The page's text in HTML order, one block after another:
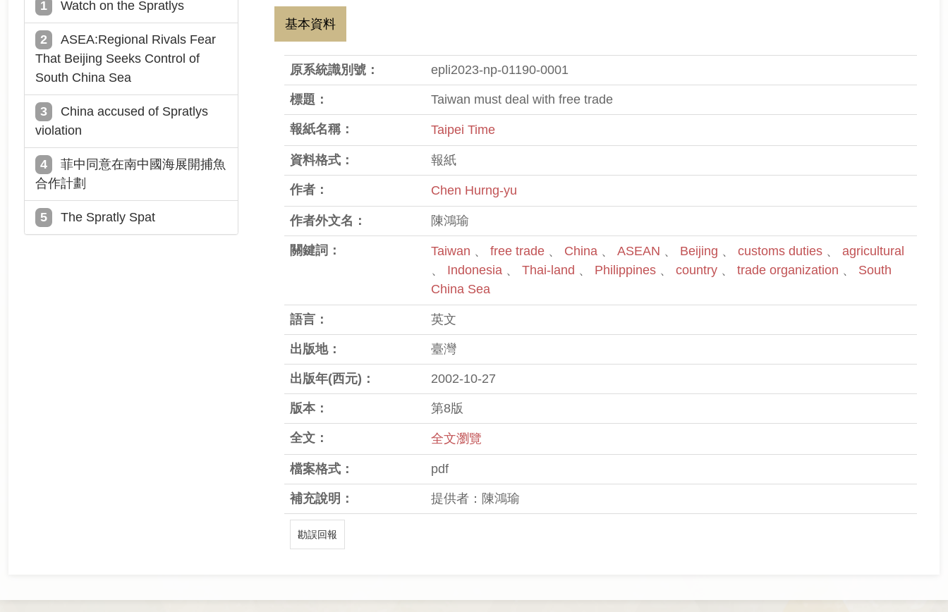
基本資料
原系統識別號： epli2023-np-01190-0001
標題： Taiwan must deal with free trade
報紙名稱： Taipei Time
資料格式： 報紙
作者： Chen Hurng-yu
作者外文名： 陳鴻瑜
關鍵詞： Taiwan 、 free trade 、 China 、 ASEAN 、 Beijing 、 customs duties 、 agricultural
、 Indonesia 、 Thai-land 、 Philippines 、 country 、 trade organization 、 South
China Sea
語言： 英文
出版地： 臺灣
出版年(西元)： 2002-10-27
版本： 第8版
全文： 全文瀏覽
檔案格式： pdf
補充說明： 提供者：陳鴻瑜
勘誤回報
Watch on the Spratlys
ASEA:Regional Rivals Fear
That Beijing Seeks Control of
South China Sea
China accused of Spratlys
violation
菲中同意在南中國海展開捕魚
合作計劃
The Spratly Spat